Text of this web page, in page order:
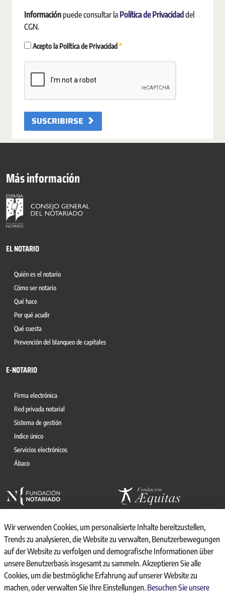
Información puede consultar la Política de Privacidad del
CGN.
Acepto la Política de Privacidad Erforderlich
SUSCRIBIRSE
Más información
EL NOTARIO
Quién es el notario
Cómo ser notario
Qué hace
Por qué acudir
Qué cuesta
Prevención del blanqueo de capitales
E-NOTARIO
Firma electrónica
Red privada notarial
Sistema de gestión
Indice único
Servicios electrónicos
Ábaco
© 2026, CONSEJO GENERAL DEL NOTARIO
CANAL INTERNO DE INFORMACIÓN
REGISTRO DE ACTIVIDADES DE TRATAMIENTO
Wir verwenden Cookies, um personalisierte Inhalte bereitzustellen,
Trends zu analysieren, die Website zu verwalten, Benutzerbewegungen
auf der Website zu verfolgen und demografische Informationen über
unsere Benutzerbasis insgesamt zu sammeln. Akzeptieren Sie alle
Cookies, um die bestmögliche Erfahrung auf unserer Website zu
machen, oder verwalten Sie Ihre Einstellungen. Besuchen Sie unsere